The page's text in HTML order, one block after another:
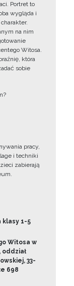
Portret to
wygląda i
na nim
Witosa.
która
sobie
pracy,
i techniki
zabierają
klasy 1-5
Witosa w
oddział
33-
698